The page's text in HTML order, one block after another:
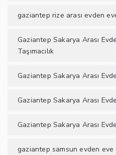
gaziantep rize arası evden
Gaziantep Sakarya Arası
Taşımacılık
Gaziantep Sakarya Arası
Gaziantep Sakarya Arası
Gaziantep Sakarya Arası
gaziantep samsun evden eve